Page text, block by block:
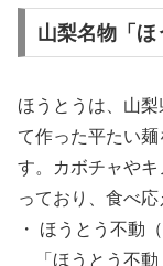
山梨名物「ほ
ほうとうは、山
て作った平たい
す。カボチャや
っており、食べ応
・ ほうとう不動
「ほうとう不動